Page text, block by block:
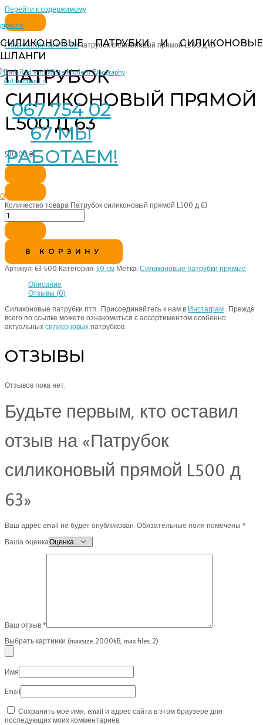
Перейти к содержимому
pipeline
СИЛИКОНОВЫЕ ПАТРУБКИ И СИЛИКОНОВЫЕ
ШЛАНГИ
067 754 02
67 МЫ
РАБОТАЕМ!
0
ГлавнаяПрямые50 смПатрубок силиконовый прямой L500 д 63
ПАТРУБОК
СИЛИКОНОВЫЙ ПРЯМОЙ
L500 Д 63
530,00₴
Количество товара Патрубок силиконовый прямой L500 д 63
В КОРЗИНУ
Артикул: 63-500 Категория: 50 см Метка: Силиконовые патрубки прямые
Описание
Отзывы (0)
Силиконовые патрубки птп. Присоединяйтесь к нам в Инстаграм . Прежде
всего по ссылке можете ознакомиться с ассортиментом особенно
актуальных силиконовых патрубков.
ОТЗЫВЫ
Отзывов пока нет.
Будьте первым, кто оставил
отзыв на «Патрубок
силиконовый прямой L500 д
63»
Ваш адрес email не будет опубликован. Обязательные поля помечены *
Ваша оценка
Ваш отзыв *
Выбрать картинки (maxsize: 2000kB, max files: 2)
Имя
Email
Сохранить моё имя, email и адрес сайта в этом браузере для
последующих моих комментариев.